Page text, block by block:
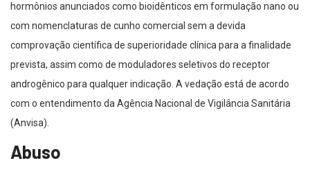
hormônios anunciados como bioidênticos em formulação nano ou
com nomenclaturas de cunho comercial sem a devida
comprovação científica de superioridade clínica para a finalidade
prevista, assim como de moduladores seletivos do receptor
androgênico para qualquer indicação. A vedação está de acordo
com o entendimento da Agência Nacional de Vigilância Sanitária
(Anvisa).
Abuso